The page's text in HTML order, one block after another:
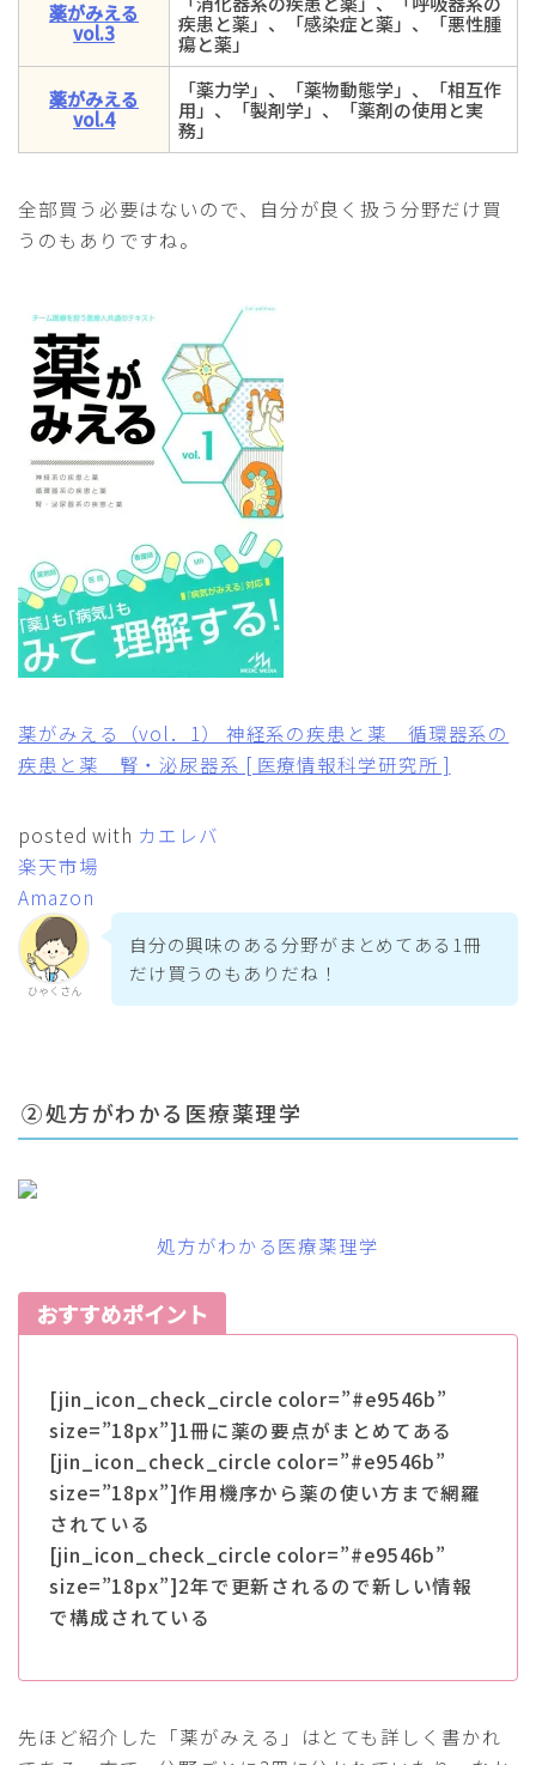
薬がみえる
vol.3
疾患と薬」、「感染症と薬」、「悪性腫
瘍と薬」
薬がみえる
vol.4
「薬力学」、「薬物動態学」、「相互作
用」、「製剤学」、「薬剤の使用と実
務」
全部買う必要はないので、自分が良く扱う分野だけ買
うのもありですね。
薬がみえる（vol．1） 神経系の疾患と薬 循環器系の
疾患と薬 腎・泌尿器系 [ 医療情報科学研究所 ]
posted with カエレバ
楽天市場
Amazon
ひゃくさん
自分の興味のある分野がまとめてある1冊
だけ買うのもありだね！
②処方がわかる医療薬理学
処方がわかる医療薬理学
おすすめポイント
[jin_icon_check_circle color=”#e9546b”
size=”18px”]1冊に薬の要点がまとめてある
[jin_icon_check_circle color=”#e9546b”
size=”18px”]作用機序から薬の使い方まで網羅
されている
[jin_icon_check_circle color=”#e9546b”
size=”18px”]2年で更新されるので新しい情報
で構成されている
先ほど紹介した「薬がみえる」はとても詳しく書かれ